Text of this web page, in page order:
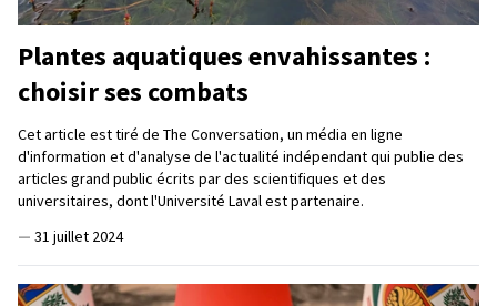
Plantes aquatiques envahissantes :
choisir ses combats
Cet article est tiré de The Conversation, un média en ligne
d'information et d'analyse de l'actualité indépendant qui publie des
articles grand public écrits par des scientifiques et des
universitaires, dont l'Université Laval est partenaire.
— 31 juillet 2024